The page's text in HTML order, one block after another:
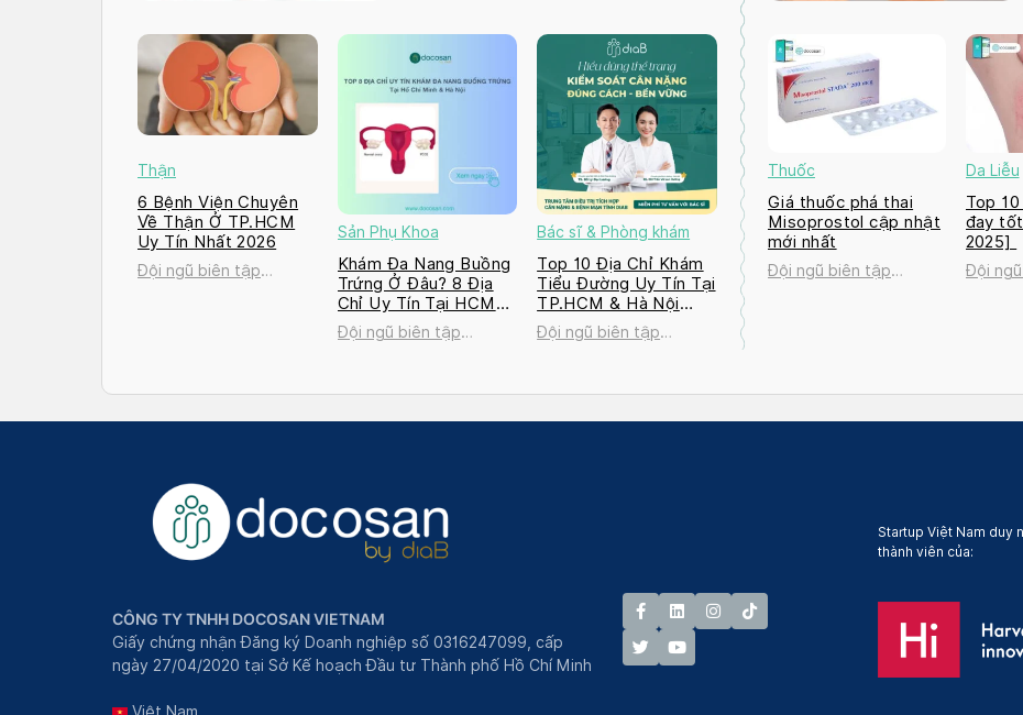
Thận
6 Bệnh Viện Chuyên
Về Thận Ở TP.HCM
Uy Tín Nhất 2026
Đội ngũ biên tập
Sản Phụ Khoa
Khám Đa Nang Buồng
Trứng Ở Đâu? 8 Địa
Chỉ Uy Tín Tại HCM
và Hà Nội 2026
Đội ngũ biên tập
Bác sĩ & Phòng khám
Top 10 Địa Chỉ Khám
Tiểu Đường Uy Tín Tại
TP.HCM & Hà Nội
2026
Đội ngũ biên tập
Thuốc
Giá thuốc phá thai
Misoprostol cập nhật
mới nhất
Đội ngũ biên tập
Da Liễu
Top
đay
2025]
Đội
CÔNG TY TNHH DOCOSAN VIETNAM
Giấy chứng nhận Đăng ký Doanh nghiệp số 0316247099, cấp
ngày 27/04/2020 tại Sở Kế hoạch Đầu tư Thành phố Hồ Chí Minh
Startup Việt Nam duy
thành viên của: